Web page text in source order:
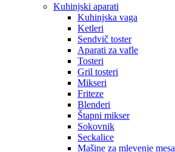
Kuhinjski aparati
Kuhinjska vaga
Ketleri
Sendvič toster
Aparati za vafle
Tosteri
Gril tosteri
Mikseri
Friteze
Blenderi
Štapni mikser
Sokovnik
Seckalice
Mašine za mlevenje mesa